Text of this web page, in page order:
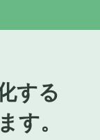
する
す。